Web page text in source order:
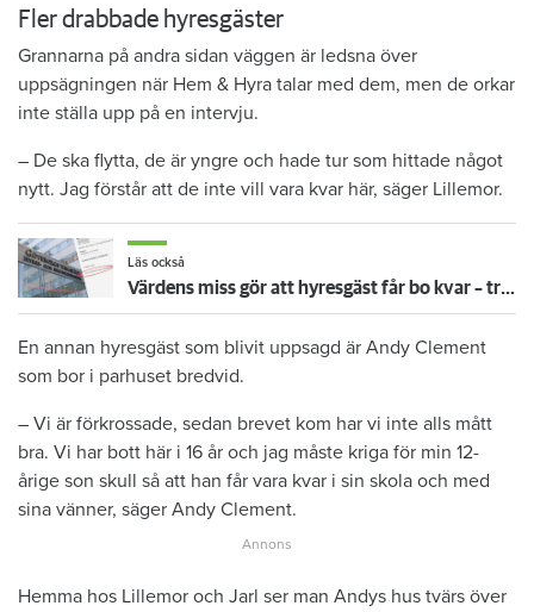
Fler drabbade hyresgäster
Grannarna på andra sidan väggen är ledsna över
uppsägningen när Hem & Hyra talar med dem, men de orkar
inte ställa upp på en intervju.
– De ska flytta, de är yngre och hade tur som hittade något
nytt. Jag förstår att de inte vill vara kvar här, säger Lillemor.
Läs också
Värdens miss gör att hyresgäst får bo kvar – trots 13 sena hyror
En annan hyresgäst som blivit uppsagd är Andy Clement
som bor i parhuset bredvid.
– Vi är förkrossade, sedan brevet kom har vi inte alls mått
bra. Vi har bott här i 16 år och jag måste kriga för min 12-
årige son skull så att han får vara kvar i sin skola och med
sina vänner, säger Andy Clement.
Hemma hos Lillemor och Jarl ser man Andys hus tvärs över